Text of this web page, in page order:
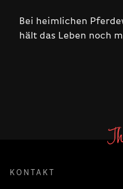
Bei heimlichen
hält das Leben noch
KONTAKT